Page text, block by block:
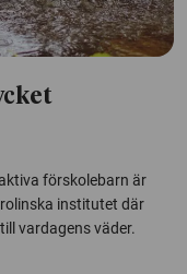
förskolebarn är
institutet där
vardagens väder.